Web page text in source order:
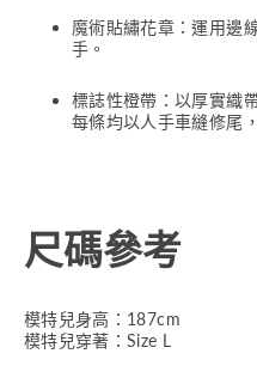
魔術貼繡花章：運用邊
手。
標誌性橙帶：以厚實織
每條均以人手車縫修尾
尺碼參考
模特兒身高：187cm
模特兒穿著：Size L